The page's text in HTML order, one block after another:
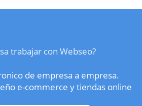
trabajar con Webseo?
de empresa a empresa.
e-commerce y tiendas online